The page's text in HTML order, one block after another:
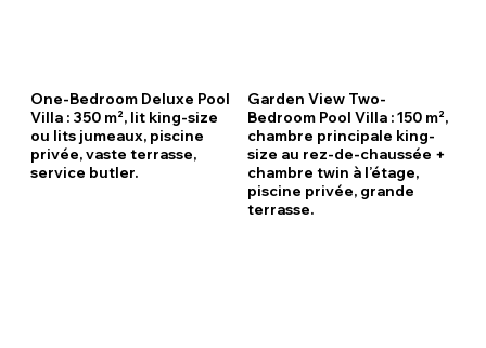
One-Bedroom Deluxe Pool
Villa : 350 m², lit king-size
ou lits jumeaux, piscine
privée, vaste terrasse,
service butler.
Garden View Two-
Bedroom Pool Villa : 150 m²,
chambre principale king-
size au rez-de-chaussée +
chambre twin à l’étage,
piscine privée, grande
terrasse.